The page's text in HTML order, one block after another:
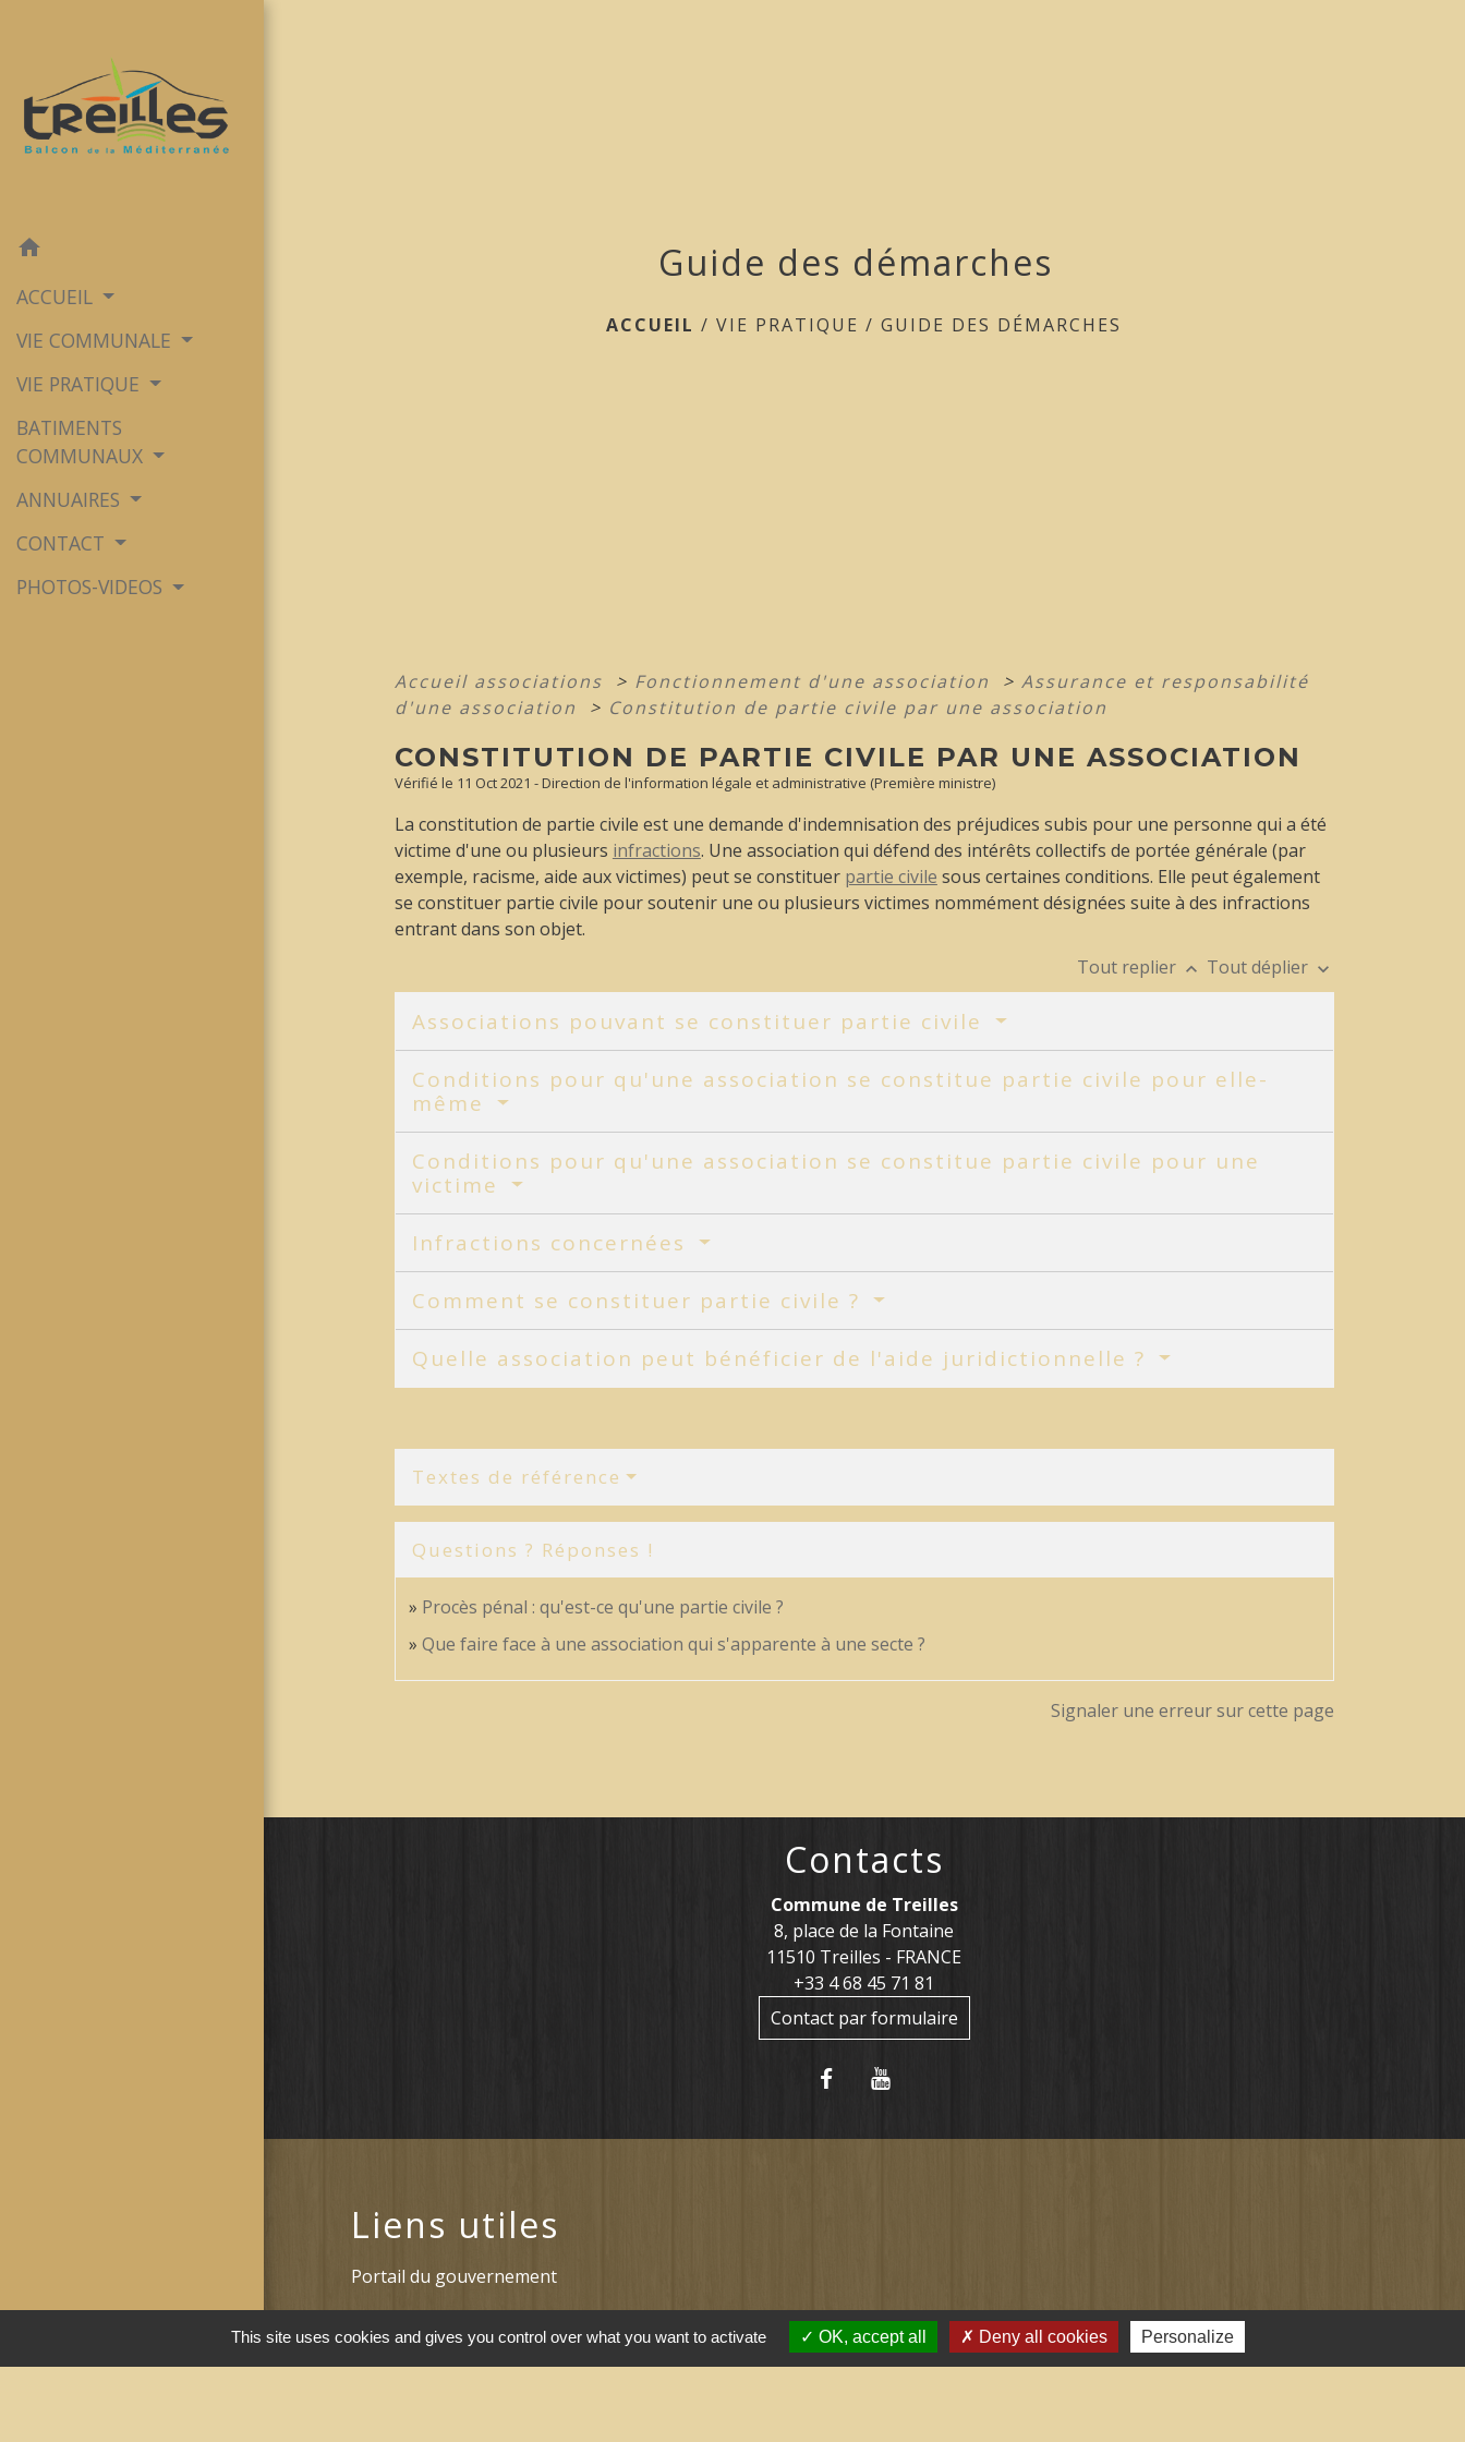
home
ACCUEIL
VIE COMMUNALE
VIE PRATIQUE
BATIMENTS
COMMUNAUX
ANNUAIRES
CONTACT
PHOTOS-VIDEOS
Guide des démarches
ACCUEIL /VIE PRATIQUE /GUIDE DES DÉMARCHES
Accueil associations > Fonctionnement d'une association > Assurance et responsabilité
d'une association
> Constitution de partie civile par une association
CONSTITUTION DE PARTIE CIVILE PAR UNE ASSOCIATION
Vérifié le 11 Oct 2021 - Direction de l'information légale et administrative (Première ministre)
La constitution de partie civile est une demande d'indemnisation des préjudices subis pour une personne qui a été
victime d'une ou plusieurs infractions. Une association qui défend des intérêts collectifs de portée générale (par
exemple, racisme, aide aux victimes) peut se constituer partie civile sous certaines conditions. Elle peut également
se constituer partie civile pour soutenir une ou plusieurs victimes nommément désignées suite à des infractions
entrant dans son objet.
Tout replier keyboard_arrow_up Tout déplier keyboard_arrow_down
Associations pouvant se constituer partie civile
Conditions pour qu'une association se constitue partie civile pour elle-
même
Conditions pour qu'une association se constitue partie civile pour une
victime
Infractions concernées
Comment se constituer partie civile ?
Quelle association peut bénéficier de l'aide juridictionnelle ?
Textes de référence
Questions ? Réponses !
Procès pénal : qu'est-ce qu'une partie civile ?
Que faire face à une association qui s'apparente à une secte ?
Signaler une erreur sur cette page
Contacts
Commune de Treilles
8, place de la Fontaine
11510 Treilles - FRANCE
+33 4 68 45 71 81
Contact par formulaire
Liens utiles
Portail du gouvernement
Narbonne)
This site uses cookies and gives you control over what you want to activate OK, accept all Deny all cookies Personalize